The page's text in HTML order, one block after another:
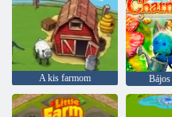
A kis farmom Bájos